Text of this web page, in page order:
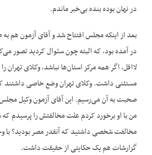
در نهان بوده بنده بی‌خبر ماندم.
بعد از اینکه مجلس افتتاح شد و آقای آزمون هم
در آمده بود، که البته چون سئوال کردید تصور
لااقل، اگر همه مرکز استان‌ها نباشد، وکلای تهران
مستثنی داشت. وکلای تهران وضع خاصی داشتند
صحبت به آن می‌رسیم. این آقای آزمون وکیل
من با او برخورد کردم علت مخالفتش را پرسیدم
مخالفت شخصی داشتید که آنقدر مصر بودید؟ با
گزارشات هم یک حکایتی از حقیقت داشت.